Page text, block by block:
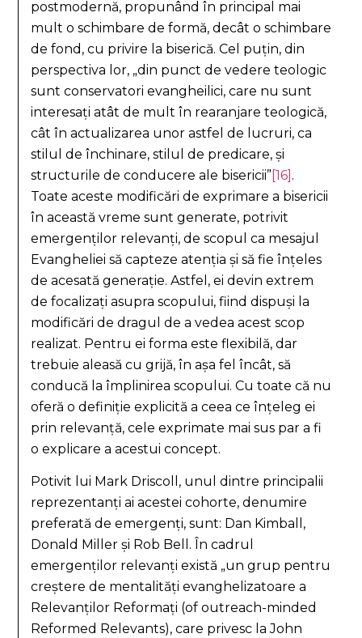
postmodernă, propunând în principal mai
mult o schimbare de formă, decât o schimbare
de fond, cu privire la biserică. Cel puțin, din
perspectiva lor, „din punct de vedere teologic
sunt conservatori evangheilici, care nu sunt
interesați atât de mult în rearanjare teologică,
cât în actualizarea unor astfel de lucruri, ca
stilul de închinare, stilul de predicare, și
structurile de conducere ale bisericii”[16] .
Toate aceste modificări de exprimare a bisericii
în această vreme sunt generate, potrivit
emergenților relevanți, de scopul ca mesajul
Evangheliei să capteze atenția și să fie înțeles
de acesată generație. Astfel, ei devin extrem
de focalizați asupra scopului, fiind dispuși la
modificări de dragul de a vedea acest scop
realizat. Pentru ei forma este flexibilă, dar
trebuie aleasă cu grijă, în așa fel încât, să
conducă la împlinirea scopului. Cu toate că nu
oferă o definiție explicită a ceea ce înțeleg ei
prin relevanță, cele exprimate mai sus par a fi
o explicare a acestui concept.
Potivit lui Mark Driscoll, unul dintre principalii
reprezentanți ai acestei cohorte, denumire
preferată de emergenți, sunt: Dan Kimball,
Donald Miller și Rob Bell. În cadrul
emergenților relevanți există „un grup pentru
creștere de mentalități evanghelizatoare a
Relevanților Reformați (of outreach-minded
Reformed Relevants), care privesc la John